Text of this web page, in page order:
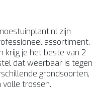
zijn
assortiment.
krijg je het beste van 2
dat weerbaar is tegen
grondsoorten,
trossen.